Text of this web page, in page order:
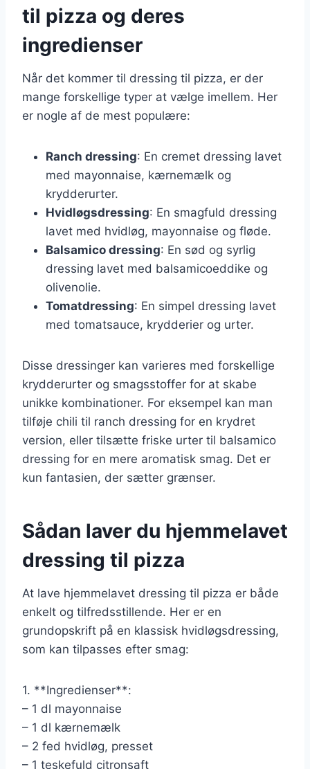
til pizza og deres
ingredienser
Når det kommer til dressing til pizza, er der
mange forskellige typer at vælge imellem. Her
er nogle af de mest populære:
Ranch dressing: En cremet dressing lavet
med mayonnaise, kærnemælk og
krydderurter.
Hvidløgsdressing: En smagfuld dressing
lavet med hvidløg, mayonnaise og fløde.
Balsamico dressing: En sød og syrlig
dressing lavet med balsamicoeddike og
olivenolie.
Tomatdressing: En simpel dressing lavet
med tomatsauce, krydderier og urter.
Disse dressinger kan varieres med forskellige
krydderurter og smagsstoffer for at skabe
unikke kombinationer. For eksempel kan man
tilføje chili til ranch dressing for en krydret
version, eller tilsætte friske urter til balsamico
dressing for en mere aromatisk smag. Det er
kun fantasien, der sætter grænser.
Sådan laver du hjemmelavet
dressing til pizza
At lave hjemmelavet dressing til pizza er både
enkelt og tilfredsstillende. Her er en
grundopskrift på en klassisk hvidløgsdressing,
som kan tilpasses efter smag:
1. **Ingredienser**:
– 1 dl mayonnaise
– 1 dl kærnemælk
– 2 fed hvidløg, presset
– 1 teskefuld citronsaft